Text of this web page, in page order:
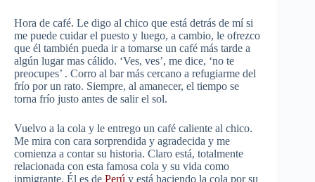
Hora de café. Le digo al chico que está detrás de mí si
me puede cuidar el puesto y luego, a cambio, le ofrezco
que él también pueda ir a tomarse un café más tarde a
algún lugar mas cálido. ‘Ves, ves’, me dice, ‘no te
preocupes’ . Corro al bar más cercano a refugiarme del
frío por un rato. Siempre, al amanecer, el tiempo se
torna frío justo antes de salir el sol.
Vuelvo a la cola y le entrego un café caliente al chico.
Me mira con cara sorprendida y agradecida y me
comienza a contar su historia. Claro está, totalmente
relacionada con esta famosa cola y su vida como
inmigrante. Él es de Perú y está haciendo la cola por su